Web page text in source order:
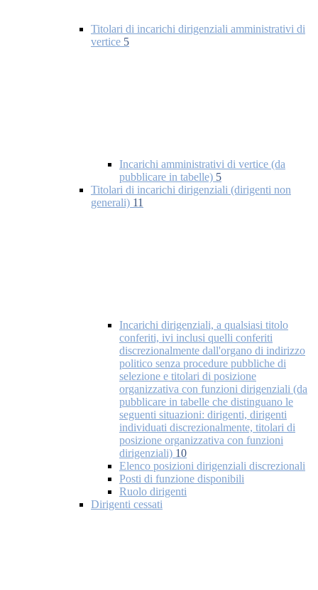
Titolari di incarichi dirigenziali amministrativi di
vertice 5
Incarichi amministrativi di vertice (da
pubblicare in tabelle) 5
Titolari di incarichi dirigenziali (dirigenti non
generali) 11
Incarichi dirigenziali, a qualsiasi titolo
conferiti, ivi inclusi quelli conferiti
discrezionalmente dall'organo di indirizzo
politico senza procedure pubbliche di
selezione e titolari di posizione
organizzativa con funzioni dirigenziali (da
pubblicare in tabelle che distinguano le
seguenti situazioni: dirigenti, dirigenti
individuati discrezionalmente, titolari di
posizione organizzativa con funzioni
dirigenziali) 10
Elenco posizioni dirigenziali discrezionali
Posti di funzione disponibili
Ruolo dirigenti
Dirigenti cessati